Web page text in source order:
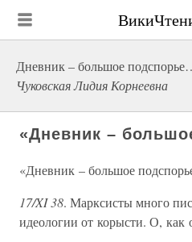
Дневник – большое
Чуковская Лидия Корнеевна
«Дневник –
«Дневник – большое
17/XI 38. Марксисты много
идеологии от корысти. О, как